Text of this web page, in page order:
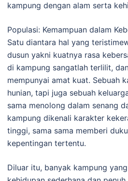
kampung dengan alam serta
Populasi: Kemampuan dalam
Satu diantara hal yang
dusun yakni kuatnya rasa
di kampung sangatlah terlilit,
mempunyai amat kuat. Sebuah
hunian, tapi juga sebuah
sama menolong dalam senang
kampung dikenali karakter
tinggi, sama sama memberi
kepentingan tertentu.
Diluar itu, banyak kampung